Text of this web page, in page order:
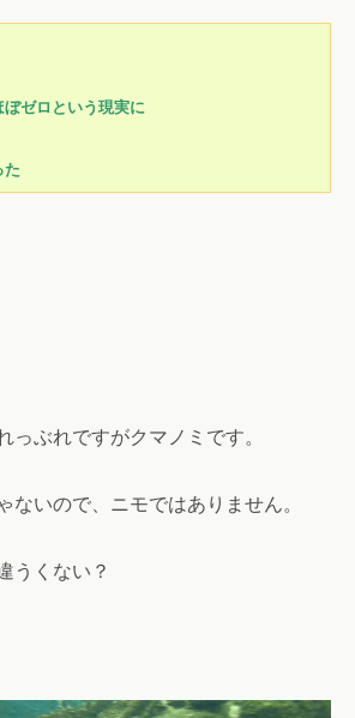
ゼロという現実に
た
っぶれですがクマノミです。
ないので、ニモではありません。
うくない？